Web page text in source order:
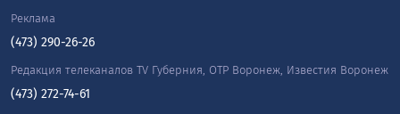
Реклама
(473) 290-26-26
Редакция телеканалов TV Губерния, ОТР Воронеж, Известия Воронеж
(473) 272-74-61